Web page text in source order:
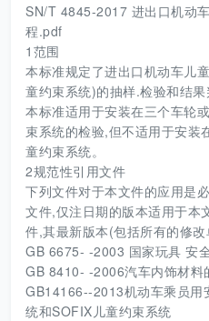
SN/T 4845-2017 进出口机动
程.pdf
1范围
本标准规定了进出口机动车儿
童约束系统)的抽样.检验和结果
本标准适用于安装在三个车轮
束系统的检验,但不适用于安装
童约束系统。
2规范性引用文件
下列文件对于本文件的应用是
文件,仅注日期的版本适用于本
件,其最新版本(包括所有的修改
GB 6675- -2003 国家玩具 安
GB 8410- -2006汽车内饰材料
GB14166--2013机动车乘员用
统和SOFIX儿童约束系统